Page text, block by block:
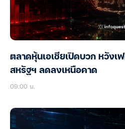
ตลาดหุ้นเอเชียเปิดบวก หวังเ
สหรัฐฯ ลดลงเหนือคาด
09:00 น.